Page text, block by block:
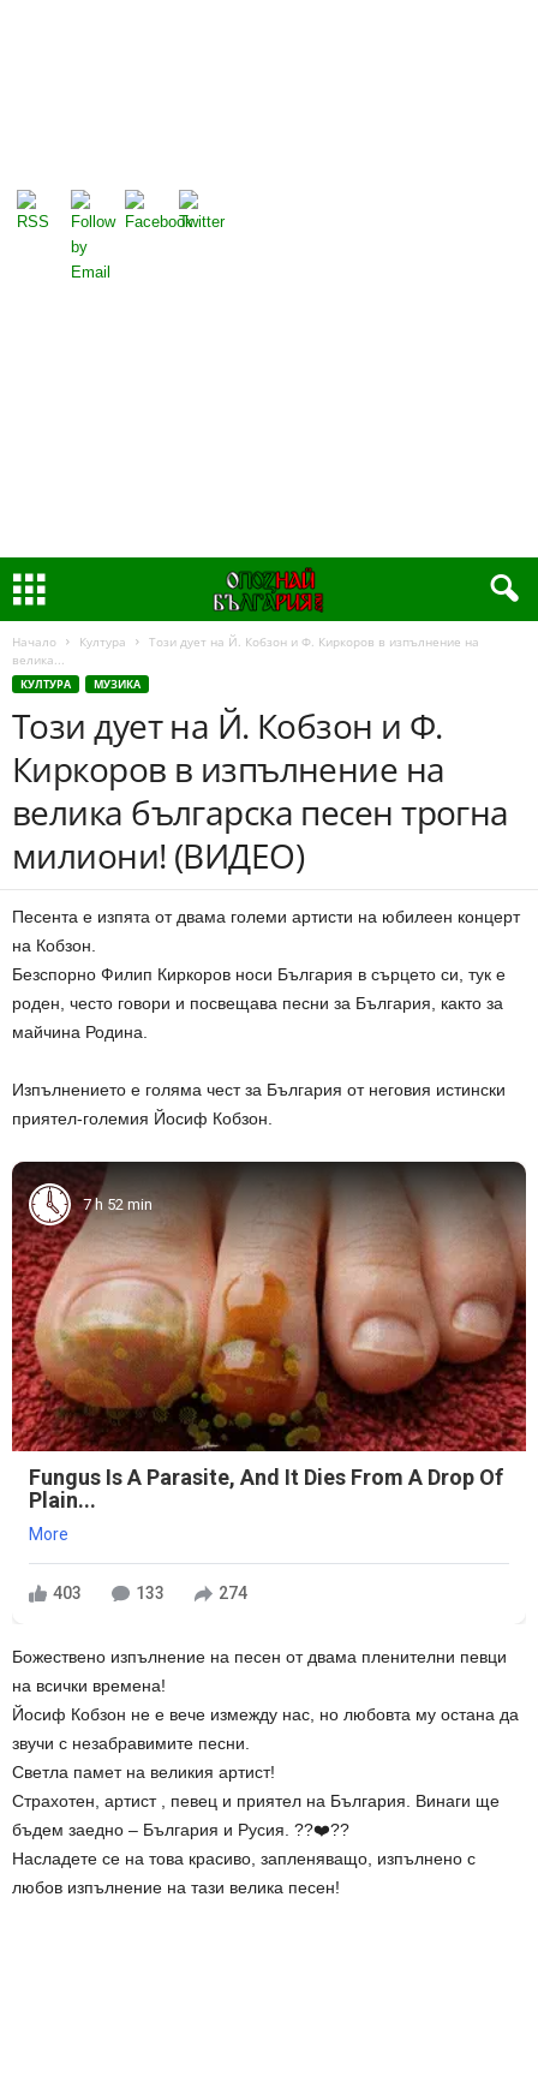
Начало Култура
Този дует на Й. Кобзон и Ф. Киркоров в изпълнение на
велика...
КУЛТУРА МУЗИКА
Този дует на Й. Кобзон и Ф.
Киркоров в изпълнение на
велика българска песен трогна
милиони! (ВИДЕО)
Песента е изпята от двама големи артисти на юбилеен концерт
на Кобзон.
Безспорно Филип Киркоров носи България в сърцето си, тук е
роден, често говори и посвещава песни за България, както за
майчина Родина.
Изпълнението е голяма чест за България от неговия истински
приятел-големия Йосиф Кобзон.
7 h 52 min
Fungus Is A Parasite, And It Dies From A Drop Of
Plain...
More
403 133 274
Божествено изпълнение на песен от двама пленителни певци
на всички времена!
Йосиф Кобзон не е вече измежду нас, но любовта му остана да
звучи с незабравимите песни.
Светла памет на великия артист!
Страхотен, артист , певец и приятел на България. Винаги ще
бъдем заедно – България и Русия. ??❤️??
Насладете се на това красиво, запленяващо, изпълнено с
любов изпълнение на тази велика песен!